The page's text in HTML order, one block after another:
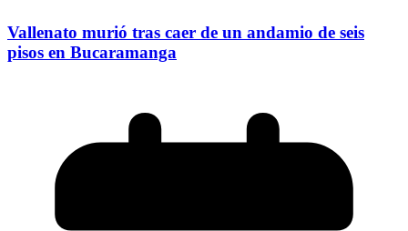
Vallenato murió tras caer de un andamio de seis
pisos en Bucaramanga